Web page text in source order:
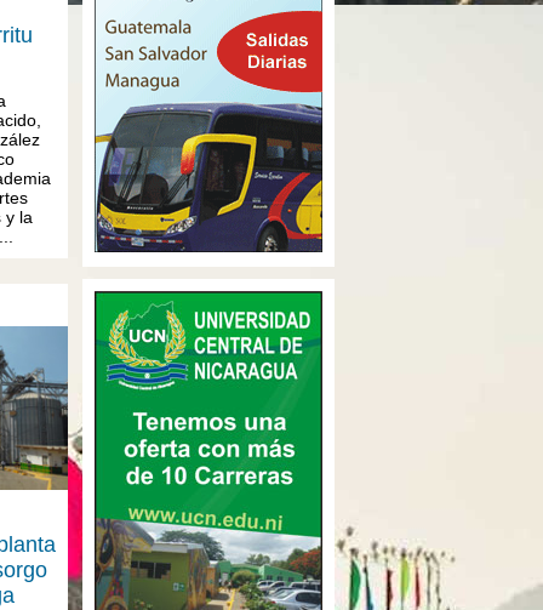
y la